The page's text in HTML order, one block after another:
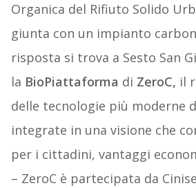
Organica del Rifiuto Solido
giunta con un impianto
risposta si trova a Sesto San
la BioPiattaforma di ZeroC, il
delle tecnologie più moderne
integrate in una visione che
per i cittadini, vantaggi
– ZeroC è partecipata da